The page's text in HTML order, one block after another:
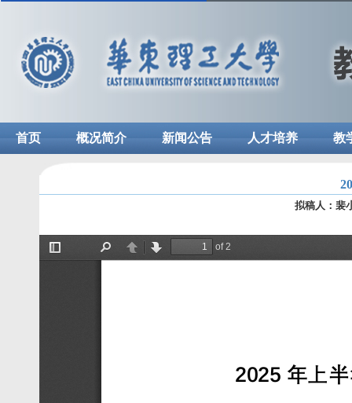
首页 概况简介 新闻公告 人才培养 教
拟稿人：裴